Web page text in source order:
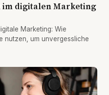
im digitalen Marketing
Marketing: Wie
nutzen, um unvergessliche